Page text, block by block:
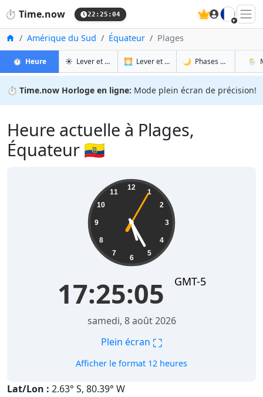
⏱️ Time.now 22:25:05 🇫🇷
Accueil
Amérique du Sud Équateur Plages
⏱️ Heureà Plages
☀️ Lever et coucher du soleil à Plages
🌅 Lever et coucher du soleil demain à
🌙 Phases de la Lune à
🌦️
⏱️ Time.now Horloge en ligne: Mode plein écran de précision!
Heure actuelle à Plages,
Équateur 🇪🇨
12
1
2
3
4
5
6
7
8
9
10
11
17:25:06 GMT-5
samedi, 8 août 2026
Plein écran ⛶
Afficher le format 12 heures
Lat/Lon : 2.63° S, 80.39° W